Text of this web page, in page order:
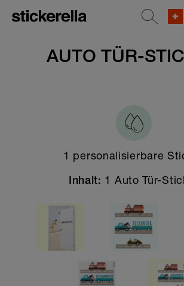
REFLEKTIERENDE
AUFKLEBER FÜR
KINDERGARTEN &
HOME & DEKO
Alle Home & Deko Sticker
Tür-Aufkleber
Adressetiketten
Geschenkgutscheine
AUTO TÜR-
1 personalisierbare
Inhalt: 1 Auto Tür-